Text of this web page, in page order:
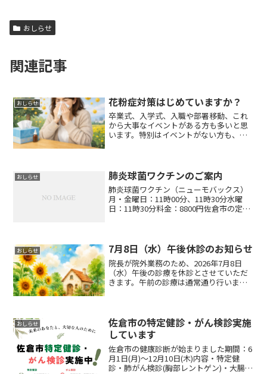
おしらせ
関連記事
おしらせ 花粉症対策はじめていますか？
卒業式、入学式、入職や部署移動、これ
から大事なイベントがある方も多いと思
います。特別はイベントがない方も、暖
頃の花粉が飛び始める前...
おしらせ 肺炎球菌ワクチンのご案内
肺炎球菌ワクチン（ニューモバックス）
月・金曜日：11時00分、11時30分水曜
日：11時30分料金：8800円佐倉市の定期
住まいの各...
おしらせ 7月8日（水）午後休診のお知らせ
院長が院外業務のため、2026年7月8日
（水）午後の診療を休診とさせていただ
きます。午前の診療は通常通り行いま
おしらせ
佐倉市の特定健診・がん検診実施
しています
佐倉市の健康診断が始まりました期間：6
月1日(月)～12月10日(木)内容・特定健
診・肺がん検診(胸部レントゲン)・大腸が